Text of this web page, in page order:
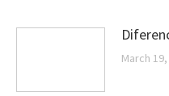
March